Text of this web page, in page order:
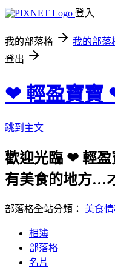
登入
我的部落格 我的部落
登出
❤ 輕盈寶寶
跳到主文
歡迎光臨 ❤ 輕
有美食的地方…
部落格全站分類： 美食
相簿
部落格
名片